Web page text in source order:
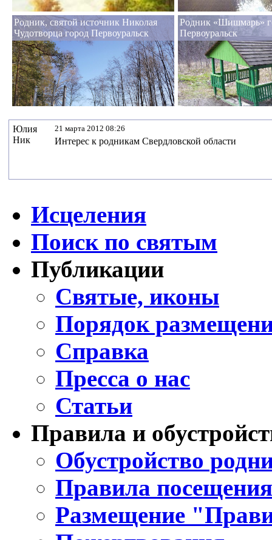
Родник, святой источник Николая
Чудотворца город Первоуральск
Родник «Шишмарь»
Первоуральск
Юлия
Ник
21 марта 2012 08:26
Интерес к родникам Свердловской области
Исцеления
Поиск по святым
Публикации
Святые, иконы
Порядок
Справка
Пресса о нас
Статьи
Правила и
Обустройство
Правила
Размещение